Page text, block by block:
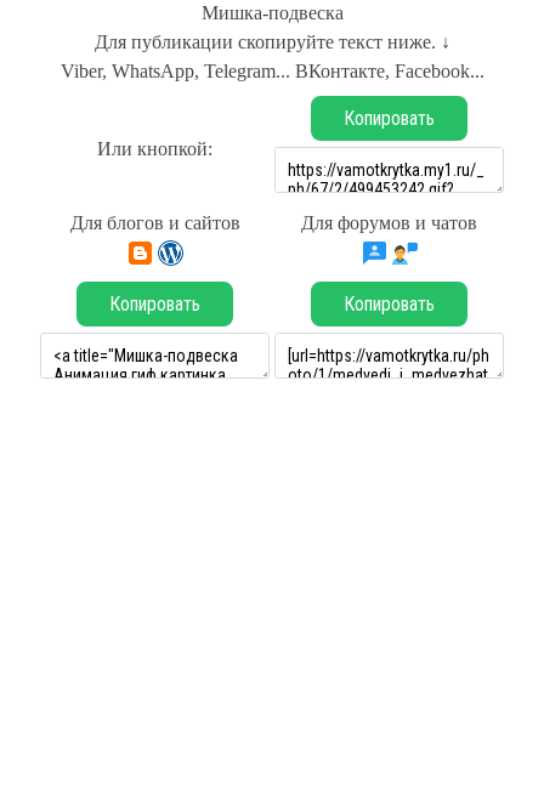
Мишка-подвеска
Для публикации скопируйте текст ниже. ↓
Viber, WhatsApp, Telegram... ВКонтакте, Facebook...
Или кнопкой:
Копировать
Для блогов и сайтов Для форумов и чатов
Копировать Копировать